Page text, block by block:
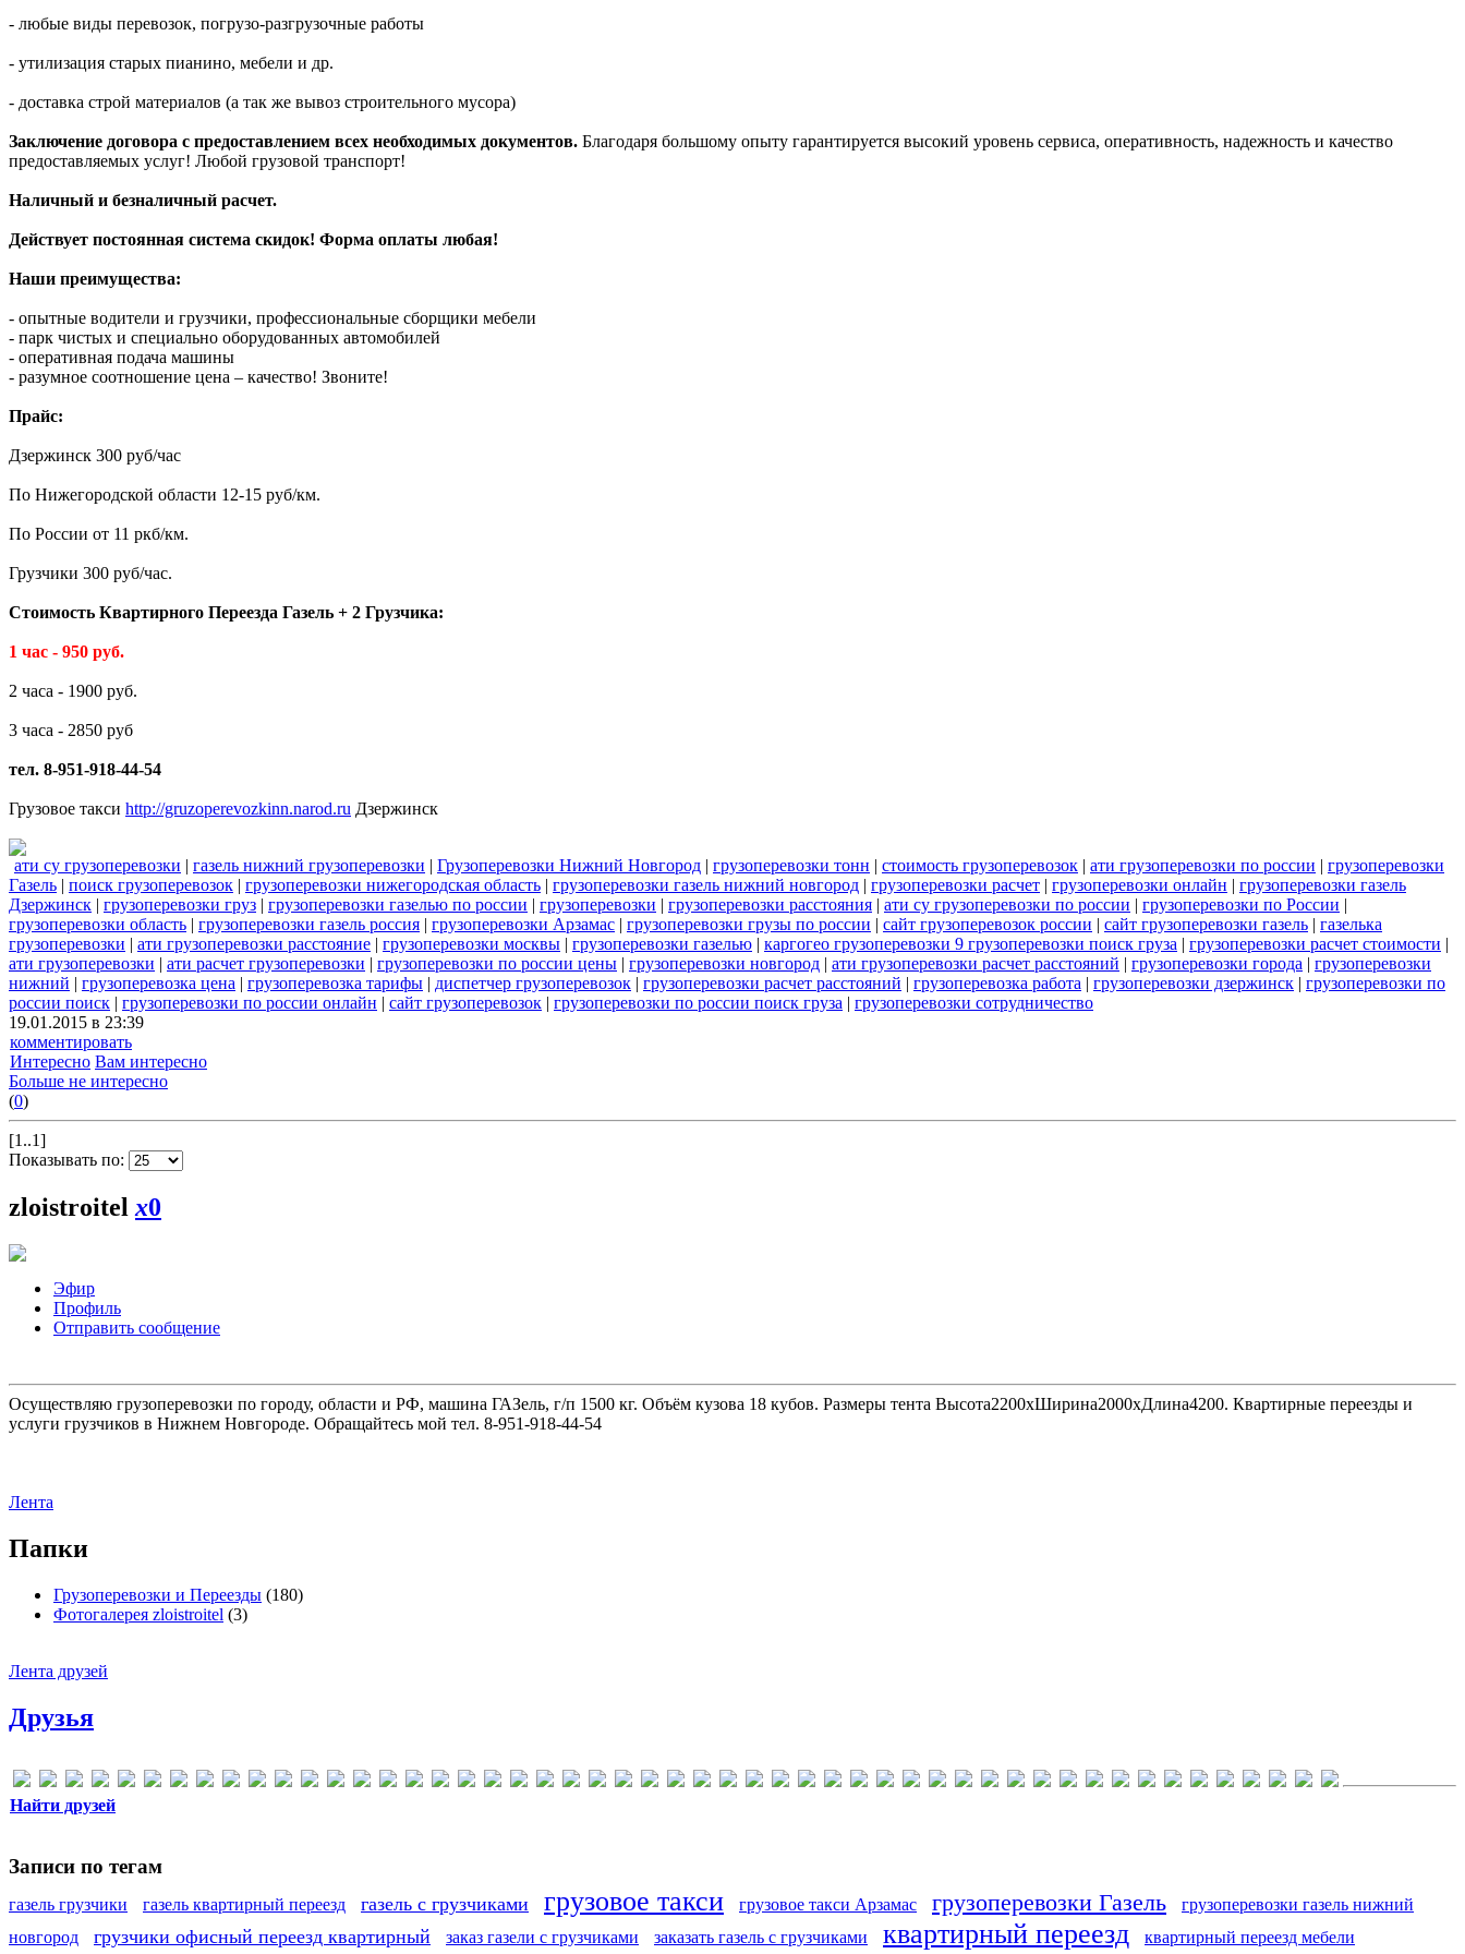
- любые виды перевозок, погрузо-разгрузочные работы
- утилизация старых пианино, мебели и др.
- доставка строй материалов (а так же вывоз строительного мусора)
Заключение договора с предоставлением всех необходимых документов. Благодаря большому опыту гарантируется высокий уровень сервиса, оперативность, надежность и качество
предоставляемых услуг! Любой грузовой транспорт!
Наличный и безналичный расчет.
Действует постоянная система скидок! Форма оплаты любая!
Наши преимущества:
- опытные водители и грузчики, профессиональные сборщики мебели
- парк чистых и специально оборудованных автомобилей
- оперативная подача машины
- разумное соотношение цена – качество! Звоните!
Прайс:
Дзержинск 300 руб/час
По Нижегородской области 12-15 руб/км.
По России от 11 ркб/км.
Грузчики 300 руб/час.
Стоимость Квартирного Переезда Газель + 2 Грузчика:
1 час - 950 руб.
2 часа - 1900 руб.
3 часа - 2850 руб
тел. 8-951-918-44-54
Грузовое такси http://gruzoperevozkinn.narod.ru Дзержинск
ати су грузоперевозки | газель нижний грузоперевозки | Грузоперевозки Нижний Новгород | грузоперевозки тонн | стоимость грузоперевозок | ати грузоперевозки по россии | грузоперевозки
Газель | поиск грузоперевозок | грузоперевозки нижегородская область | грузоперевозки газель нижний новгород | грузоперевозки расчет | грузоперевозки онлайн | грузоперевозки газель
Дзержинск | грузоперевозки груз | грузоперевозки газелью по россии | грузоперевозки | грузоперевозки расстояния | ати су грузоперевозки по россии | грузоперевозки по России |
грузоперевозки область | грузоперевозки газель россия | грузоперевозки Арзамас | грузоперевозки грузы по россии | сайт грузоперевозок россии | сайт грузоперевозки газель | газелька
грузоперевозки | ати грузоперевозки расстояние | грузоперевозки москвы | грузоперевозки газелью | каргогео грузоперевозки 9 грузоперевозки поиск груза | грузоперевозки расчет стоимости |
ати грузоперевозки | ати расчет грузоперевозки | грузоперевозки по россии цены | грузоперевозки новгород | ати грузоперевозки расчет расстояний | грузоперевозки города | грузоперевозки
нижний | грузоперевозка цена | грузоперевозка тарифы | диспетчер грузоперевозок | грузоперевозки расчет расстояний | грузоперевозка работа | грузоперевозки дзержинск | грузоперевозки по
россии поиск | грузоперевозки по россии онлайн | сайт грузоперевозок | грузоперевозки по россии поиск груза | грузоперевозки сотрудничество
19.01.2015 в 23:39
комментировать
Интересно Вам интересно
Больше не интересно
(0)
[1..1]
Показывать по:
zloistroitel x0
Эфир
Профиль
Отправить сообщение
Осуществляю грузоперевозки по городу, области и РФ, машина ГАЗель, г/п 1500 кг. Объём кузова 18 кубов. Размеры тента Высота2200хШирина2000хДлина4200. Квартирные переезды и
услуги грузчиков в Нижнем Новгороде. Обращайтесь мой тел. 8-951-918-44-54
Лента
Папки
Грузоперевозки и Переезды (180)
Фотогалерея zloistroitel (3)
Лента друзей
Друзья
Найти друзей
Записи по тегам
газель грузчики газель квартирный переезд газель с грузчиками грузовое такси грузовое такси Арзамас грузоперевозки Газель
грузоперевозки газель нижний
новгород
грузчики офисный переезд квартирный заказ газели с грузчиками заказать газель с грузчиками квартирный переезд квартирный переезд мебели